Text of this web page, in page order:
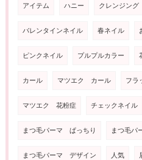
アイテム ハニー クレンジング
バレンタインネイル 春ネイル
ピンクネイル プルプルカラー
カール マツエク カール フラ
マツエク 花粉症 チェックネイル
まつ毛パーマ ぱっちり まつ毛
まつ毛パーマ デザイン 人気